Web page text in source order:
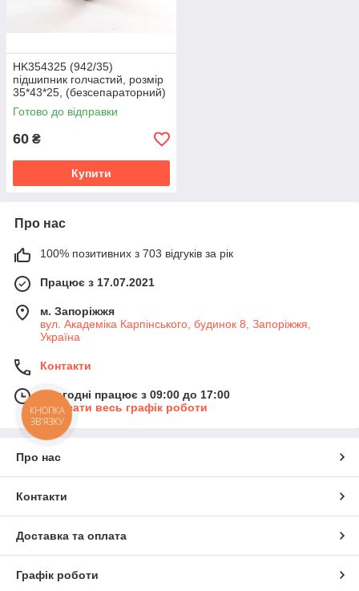
HK354325 (942/35)
підшипник голчастий, розмір
35*43*25, (безсепараторний)
ГОСТ
Готово до відправки
60 ₴
Купити
Про нас
100% позитивних з 703 відгуків за рік
Працює з 17.07.2021
м. Запоріжжя
вул. Академіка Карпінського, будинок 8, Запоріжжя,
Україна
Контакти
Сьогодні працює з 09:00 до 17:00
Показати весь графік роботи
Про нас
Контакти
Доставка та оплата
Графік роботи
КНОПКА
ЗВ'ЯЗКУ